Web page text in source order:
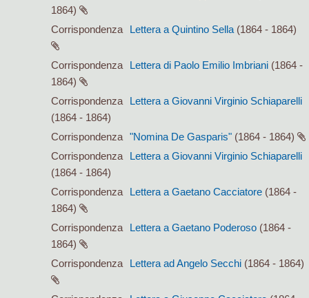
1864)
Corrispondenza
Lettera a Quintino Sella (1864 - 1864)
Corrispondenza Lettera di Paolo Emilio Imbriani (1864 -
1864)
Corrispondenza
Lettera a Giovanni Virginio Schiaparelli
(1864 - 1864)
Corrispondenza
"Nomina De Gasparis" (1864 - 1864)
Corrispondenza
Lettera a Giovanni Virginio Schiaparelli
(1864 - 1864)
Corrispondenza
Lettera a Gaetano Cacciatore (1864 -
1864)
Corrispondenza
Lettera a Gaetano Poderoso (1864 -
1864)
Corrispondenza
Lettera ad Angelo Secchi (1864 - 1864)